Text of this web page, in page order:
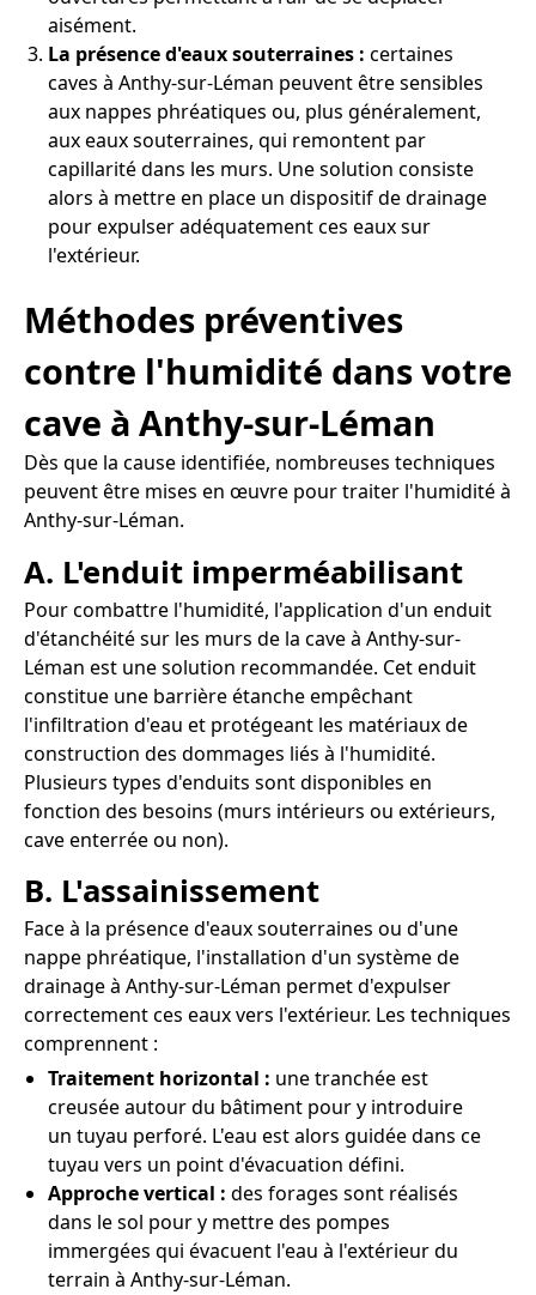
aisément.
La présence d'eaux souterraines : certaines
caves à Anthy-sur-Léman peuvent être sensibles
aux nappes phréatiques ou, plus généralement,
aux eaux souterraines, qui remontent par
capillarité dans les murs. Une solution consiste
alors à mettre en place un dispositif de drainage
pour expulser adéquatement ces eaux sur
l'extérieur.
Méthodes préventives
contre l'humidité dans votre
cave à Anthy-sur-Léman
Dès que la cause identifiée, nombreuses techniques
peuvent être mises en œuvre pour traiter l'humidité à
Anthy-sur-Léman.
A. L'enduit imperméabilisant
Pour combattre l'humidité, l'application d'un enduit
d'étanchéité sur les murs de la cave à Anthy-sur-
Léman est une solution recommandée. Cet enduit
constitue une barrière étanche empêchant
l'infiltration d'eau et protégeant les matériaux de
construction des dommages liés à l'humidité.
Plusieurs types d'enduits sont disponibles en
fonction des besoins (murs intérieurs ou extérieurs,
cave enterrée ou non).
B. L'assainissement
Face à la présence d'eaux souterraines ou d'une
nappe phréatique, l'installation d'un système de
drainage à Anthy-sur-Léman permet d'expulser
correctement ces eaux vers l'extérieur. Les techniques
comprennent :
Traitement horizontal : une tranchée est
creusée autour du bâtiment pour y introduire
un tuyau perforé. L'eau est alors guidée dans ce
tuyau vers un point d'évacuation défini.
Approche vertical : des forages sont réalisés
dans le sol pour y mettre des pompes
immergées qui évacuent l'eau à l'extérieur du
terrain à Anthy-sur-Léman.